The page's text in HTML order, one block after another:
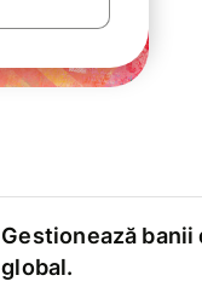
Gestionează banii
global.